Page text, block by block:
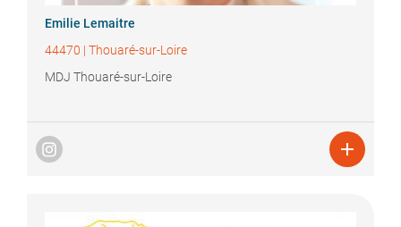
Emilie Lemaitre
44470 | Thouaré-sur-Loire
MDJ Thouaré-sur-Loire
